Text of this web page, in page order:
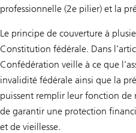
professionnelle (2e pilier) et la
Le principe de couverture à
Constitution fédérale. Dans
Confédération veille à ce que
invalidité fédérale ainsi que la
puissent remplir leur fonction de
de garantir une protection
et de vieillesse.